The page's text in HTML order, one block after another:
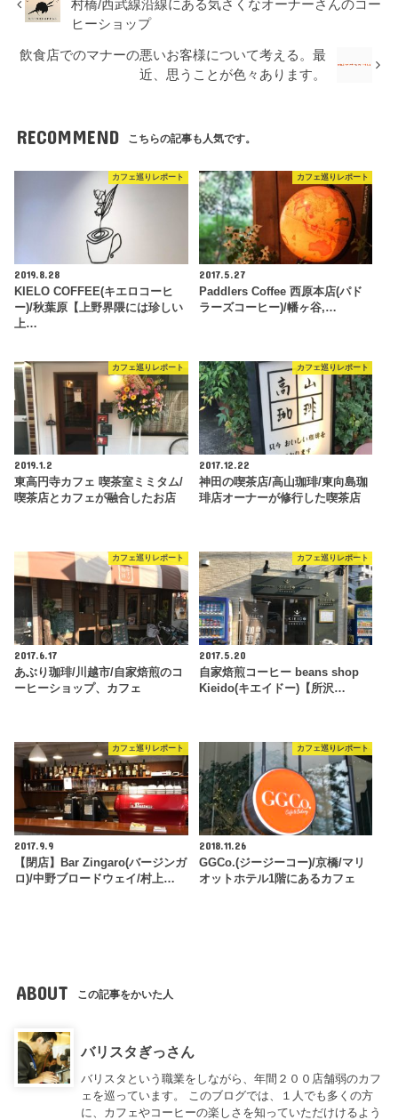
村橋/西武線沿線にある気さくなオーナーさんのコー
ヒーショップ
飲食店でのマナーの悪いお客様について考える。最
近、思うことが色々あります。
RECOMMEND こちらの記事も人気です。
カフェ巡りレポート
2019.8.28
KIELO COFFEE(キエロコーヒ
ー)/秋葉原【上野界隈には珍しい
上…
カフェ巡りレポート
2017.5.27
Paddlers Coffee 西原本店(パド
ラーズコーヒー)/幡ヶ谷,…
カフェ巡りレポート
2019.1.2
東高円寺カフェ 喫茶室ミミタム/
喫茶店とカフェが融合したお店
カフェ巡りレポート
2017.12.22
神田の喫茶店/高山珈琲/東向島珈
琲店オーナーが修行した喫茶店
カフェ巡りレポート
2017.6.17
あぶり珈琲/川越市/自家焙煎のコ
ーヒーショップ、カフェ
カフェ巡りレポート
2017.5.20
自家焙煎コーヒー beans shop
Kieido(キエイドー)【所沢…
カフェ巡りレポート
2017.9.9
【閉店】Bar Zingaro(バージンガ
ロ)/中野ブロードウェイ/村上…
カフェ巡りレポート
2018.11.26
GGCo.(ジージーコー)/京橋/マリ
オットホテル1階にあるカフェ
ABOUT この記事をかいた人
バリスタぎっさん
バリスタという職業をしながら、年間２００店舗弱のカフ
ェを巡っています。 このブログでは、１人でも多くの方
に、カフェやコーヒーの楽しさを知っていただけけるよう